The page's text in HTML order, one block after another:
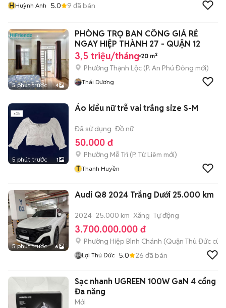
HHuỳnh Anh 5.0 9 đã bán
5 phút trước 4
PHÒNG TRỌ BAN CÔNG GIÁ RẺ
NGAY HIỆP THÀNH 27 - QUẬN 12
3,5 triệu/tháng 20 m²
Phường Thạnh Lộc (P. An Phú Đông mới)
Thái Dương
5 phút trước 1
Áo kiểu nữ trễ vai trắng size S-M
Đã sử dụng Đồ nữ
50.000 đ
Phường Mễ Trì (P. Từ Liêm mới)
T Thanh Huyền
5 phút trước 6
Audi Q8 2024 Trắng Dưới 25.000 km
2024 25.000 km Xăng Tự động
3.700.000.000 đ
Phường Hiệp Bình Chánh (Quận Thủ Đức cũ)
Lợi Thủ Đức 5.0 26 đã bán
Sạc nhanh UGREEN 100W GaN 4 cổng
Đa năng
Mới